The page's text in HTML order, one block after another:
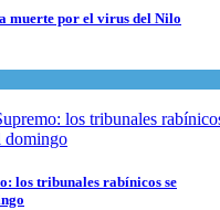
muerte por el virus del Nilo
los tribunales rabínicos se